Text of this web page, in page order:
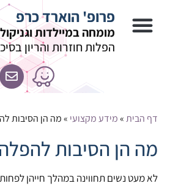
פרופ' הוארד כרפ
מומחה במיילדות
הפלות חוזרות והריון
דף הבית»מידע מקצועי »מה הן הסיבות
מה הן הסיבות
לא מעט נשים תחווינה במהלך חייהן